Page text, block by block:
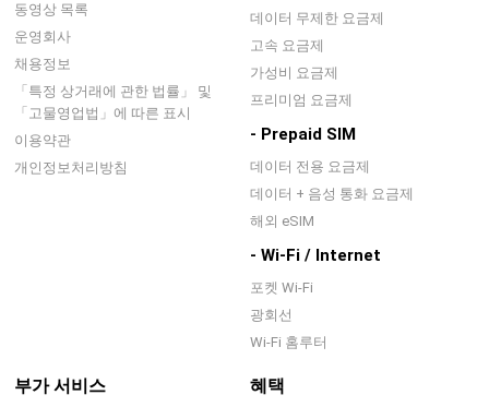
동영상 목록
운영회사
채용정보
「특정 상거래에 관한 법률」 및
「고물영업법」에 따른 표시
이용약관
개인정보처리방침
데이터 무제한 요금제
고속 요금제
가성비 요금제
프리미엄 요금제
- Prepaid SIM
데이터 전용 요금제
데이터 + 음성 통화 요금제
해외 eSIM
- Wi-Fi / Internet
포켓 Wi-Fi
광회선
Wi-Fi 홈루터
부가 서비스 혜택